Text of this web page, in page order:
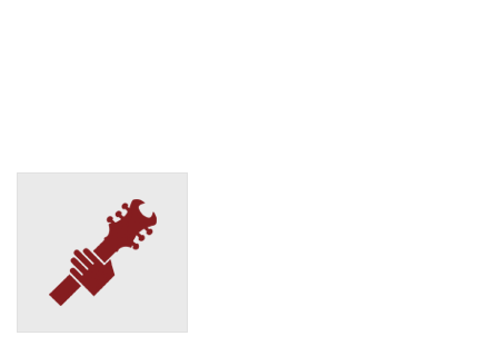
СДЭК
Омск, пр-т Мира, 12
(495) 128-95-59
СДЭК
Омск, пр-т Мира, 92
(495) 128-95-59